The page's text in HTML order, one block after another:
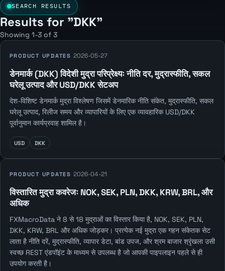
SEARCH RESULTS
Results for "DKK"
Showing 1-3 of 3
PRODUCT UPDATES 2026-05-27
डेनमार्क (DKK) विदेशी मुद्रा परिप्रेक्ष्यः नीति दर, मुद्रास्फीति, सकल
घरेलू उत्पाद और USD/DKK सेटअप
देश-विशिष्ट डेनमार्क मुद्रा विश्लेषण जिसमें डेनमारिक नीति संकेत, मुद्रास्फीति, सकल
घरेलू उत्पाद, रिलीज समय और व्यापारियों के लिए एक व्यावहारिक USD/DKK
पूर्वानुमान कार्यप्रवाह शामिल है।
USD DKK
PRODUCT UPDATES 2026-04-21
विस्तारित मुद्रा कवरेजः NOK, SEK, PLN, DKK, KRW, BRL, और
अधिक
FXMacroData ने 8 से 18 मुद्राओं का विस्तार किया है, NOK, SEK, PLN,
DKK, KRW, BRL और अधिक जोड़कर। प्रत्येक नई मुद्रा एक गहन संकेतक सेट
लाता है नीति दरें, मुद्रास्फीति, व्यापार डेटा, बांड उपज, और श्रम बाजार श्रृंखला उसी
स्वच्छ REST एंडपॉइंट के माध्यम से उपलब्ध है जो आपकी पाइपलाइन पहले से ही
उपयोग करती है।